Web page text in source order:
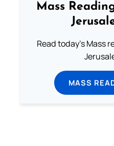
Mass
Read today's Mass
MASS